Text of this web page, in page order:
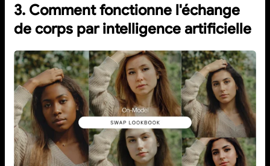
3. Comment fonctionne l'échange
de corps par intelligence artificielle